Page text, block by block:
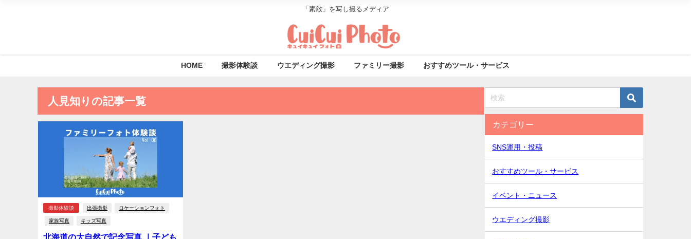
「素敵」を写し撮るメディア
HOME 撮影体験談 ウエディング撮影 ファミリー撮影 おすすめツール・サービス
人見知りの記事一覧
撮影体験談 出張撮影 ロケーションフォト
家族写真 キッズ写真
北海道の大自然で記念写真 ｜子ども
カテゴリー
SNS運用・投稿
おすすめツール・サービス
イベント・ニュース
ウエディング撮影